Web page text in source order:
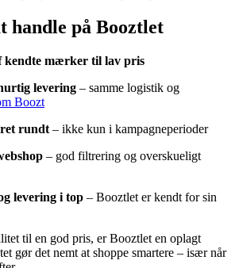
handle på Booztlet
kendte mærker til lav pris
levering – samme logistik og
Boozt
rundt – ikke kun i kampagneperioder
– god filtrering og overskueligt
levering i top – Booztlet er kendt for sin
til en god pris, er Booztlet en oplagt
gør det nemt at shoppe smartere – især når